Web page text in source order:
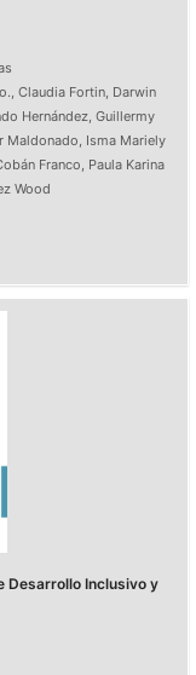
, Claudia Fortin, Darwin
Hernández, Guillermy
Maldonado, Isma Mariely
Franco, Paula Karina
Wood
Desarrollo Inclusivo y